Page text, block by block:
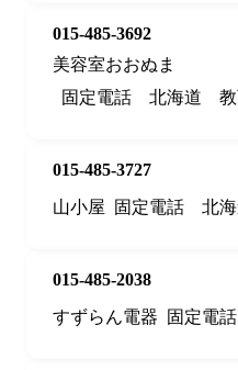
015-485-3692
美容室おおぬま
固定電話
北海道
015-485-3727
山小屋
固定電話 北
015-485-2038
すずらん電器
固定電話